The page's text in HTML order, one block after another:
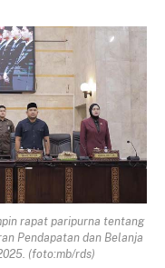
rapat paripurna tentang
Pendapatan dan Belanja
(foto:mb/rds)